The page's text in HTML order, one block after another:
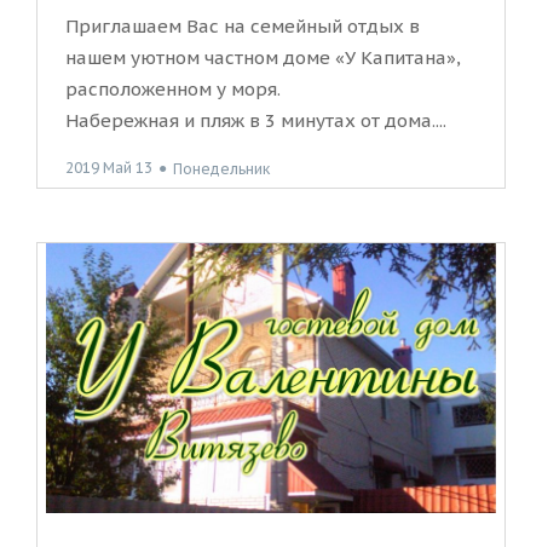
Приглашаем Вас на семейный отдых в
нашем уютном частном доме «У Капитана»,
расположенном у моря.
Набережная и пляж в 3 минутах от дома....
2019 Май 13 ● Понедельник